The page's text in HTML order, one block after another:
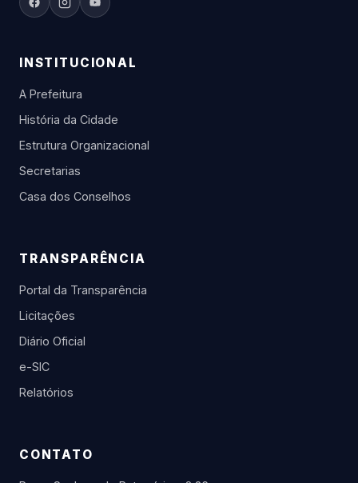
INSTITUCIONAL
A Prefeitura
História da Cidade
Estrutura Organizacional
Secretarias
Casa dos Conselhos
TRANSPARÊNCIA
Portal da Transparência
Licitações
Diário Oficial
e-SIC
Relatórios
CONTATO